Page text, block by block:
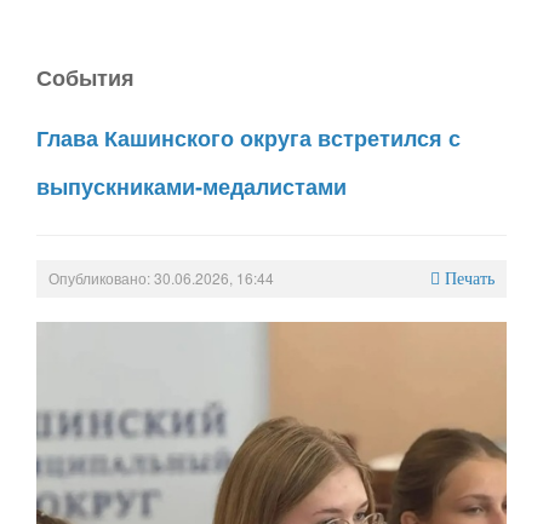
События
Глава Кашинского округа встретился с
выпускниками‑медалистами
Опубликовано: 30.06.2026, 16:44 Печать